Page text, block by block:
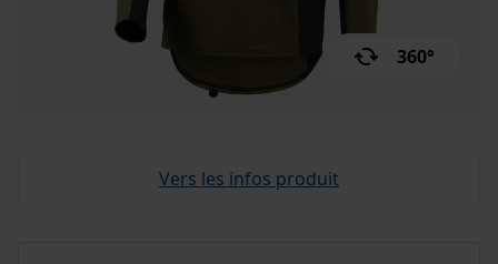
360°
Vers les infos produit